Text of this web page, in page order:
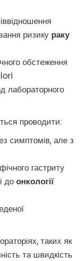
ризику раку
обстеження
лабораторного
проводити:
симптомів, але з
гастриту
до онкології
таких як
та швидкість